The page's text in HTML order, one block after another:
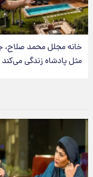
خانه مجلل محمد صلاح،
مثل پادشاه زندگی